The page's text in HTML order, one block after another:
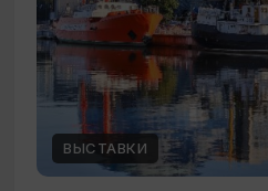
ВЫСТАВКИ